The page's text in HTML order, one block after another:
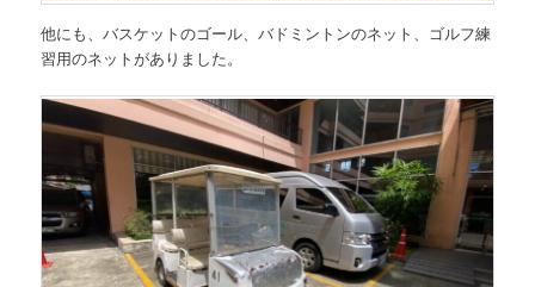
他にも、バスケットのゴール、バドミントンのネット、ゴルフ練
習用のネットがありました。